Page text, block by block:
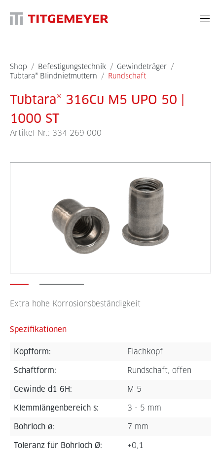
Shop / Befestigungstechnik / Gewindeträger /
Tubtara® Blindnietmuttern / Rundschaft
Tubtara® 316Cu M5 UPO 50 |
1000 ST
Artikel-Nr.: 334 269 000
Extra hohe Korrosionsbeständigkeit
Spezifikationen
Kopfform: Flachkopf
Schaftform: Rundschaft, offen
Gewinde d1 6H: M 5
Klemmlängenbereich s: 3 - 5 mm
Bohrloch ø: 7 mm
Toleranz für Bohrloch Ø: +0,1